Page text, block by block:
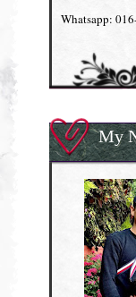
Whatsapp:
My